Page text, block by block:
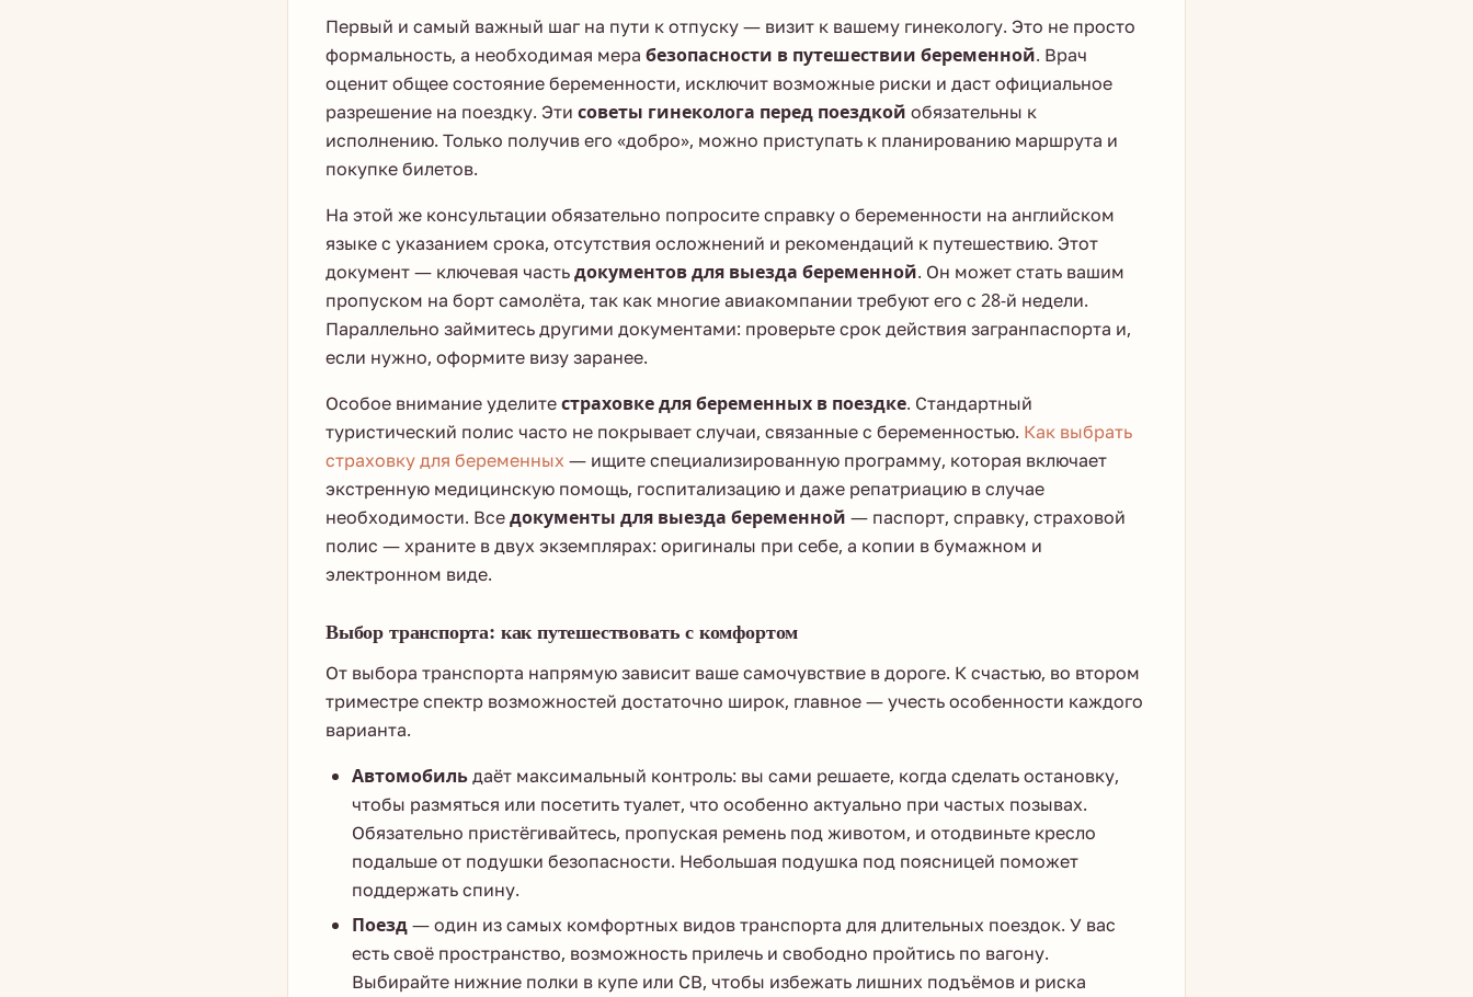
Первый и самый важный шаг на пути к отпуску — визит к вашему гинекологу. Это не просто
формальность, а необходимая мера безопасности в путешествии беременной. Врач
оценит общее состояние беременности, исключит возможные риски и даст официальное
разрешение на поездку. Эти советы гинеколога перед поездкой обязательны к
исполнению. Только получив его «добро», можно приступать к планированию маршрута и
покупке билетов.
На этой же консультации обязательно попросите справку о беременности на английском
языке с указанием срока, отсутствия осложнений и рекомендаций к путешествию. Этот
документ — ключевая частьдокументов для выезда беременной. Он может стать вашим
пропуском на борт самолёта, так как многие авиакомпании требуют его с 28-й недели.
Параллельно займитесь другими документами: проверьте срок действия загранпаспорта и,
если нужно, оформите визу заранее.
Особое внимание уделитестраховке для беременных в поездке. Стандартный
туристический полис часто не покрывает случаи, связанные с беременностью. Как выбрать
страховку для беременных — ищите специализированную программу, которая включает
экстренную медицинскую помощь, госпитализацию и даже репатриацию в случае
необходимости. Вседокументы для выезда беременной — паспорт, справку, страховой
полис — храните в двух экземплярах: оригиналы при себе, а копии в бумажном и
электронном виде.
Выбор транспорта: как путешествовать с комфортом
От выбора транспорта напрямую зависит ваше самочувствие в дороге. К счастью, во втором
триместре спектр возможностей достаточно широк, главное — учесть особенности каждого
варианта.
Автомобильдаёт максимальный контроль: вы сами решаете, когда сделать остановку,
чтобы размяться или посетить туалет, что особенно актуально при частых позывах.
Обязательно пристёгивайтесь, пропуская ремень под животом, и отодвиньте кресло
подальше от подушки безопасности. Небольшая подушка под поясницей поможет
поддержать спину.
Поезд— один из самых комфортных видов транспорта для длительных поездок. У вас
есть своё пространство, возможность прилечь и свободно пройтись по вагону.
Выбирайте нижние полки в купе или СВ, чтобы избежать лишних подъёмов и риска